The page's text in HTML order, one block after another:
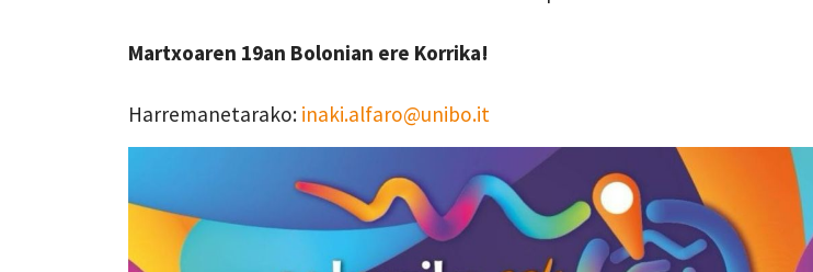
Martxoaren 19an Bolonian ere Korrika!
Harremanetarako: inaki.alfaro@unibo.it